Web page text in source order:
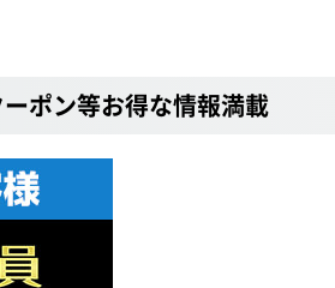
ポン等お得な情報満載